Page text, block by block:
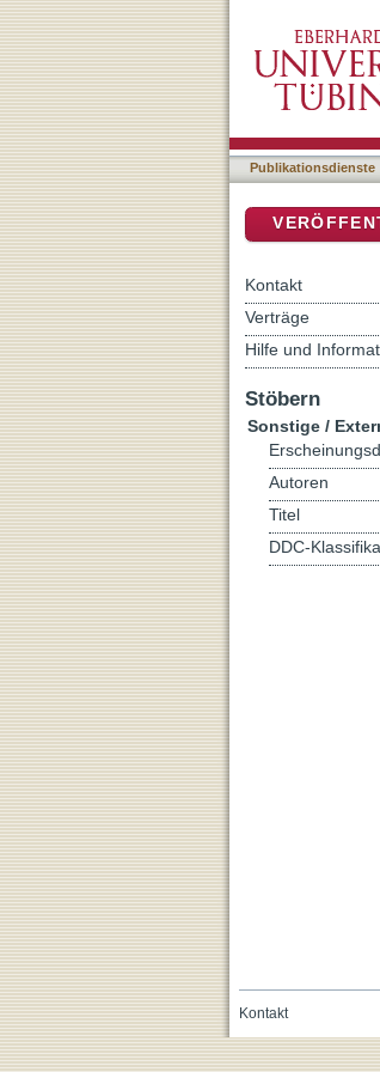
Publikationsdienste
Kontakt
Verträge
Hilfe und
Stöbern
Sonstige /
Autoren
Titel
DDC-
Kontakt